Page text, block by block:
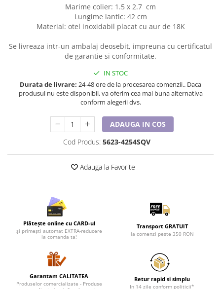
Cadouri craciun copii
Sticlă pentru apa Personalizată
Sepci personalizate
Seturi cadou pentru copii KID's Collection
Cadouri Cuplu
Fashion
Pijamale de CRACIUN
Pijamale de dama
Halate si capoate
Seturi elegante femei
Umbrele
Pijamale BIG SIZE femei
Cadouri ocazii speciale
Tricouri de craciun
Marime colier: 1.5 x 2.7 cm
Lungime lantic: 42 cm
Material: otel inoxidabil placat cu aur de 18K
Se livreaza intr-un ambalaj deosebit, impreuna cu certificatul
de garantie si conformitate.
IN STOC
Durata de livrare: 24-48 ore de la procesarea comenzii.. Daca
produsul nu este disponibil, va oferim cea mai buna alternativa
conform alegerii dvs.
ADAUGA IN COS
Cod Produs: 5623-4254SQV
Adauga la Favorite
Plătește online cu CARD-ul
și primești automat EXTRA-reducere
la comanda ta!
Transport GRATUIT
la comenzi peste 350 RON
Garantam CALITATEA
Produselor comercializate - Produse
Retur rapid si simplu
In 14 zile conform politicii*